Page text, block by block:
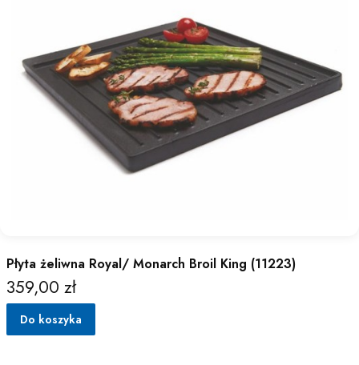
Płyta żeliwna Royal/ Monarch Broil King (11223)
Cena
359,00 zł
Do koszyka